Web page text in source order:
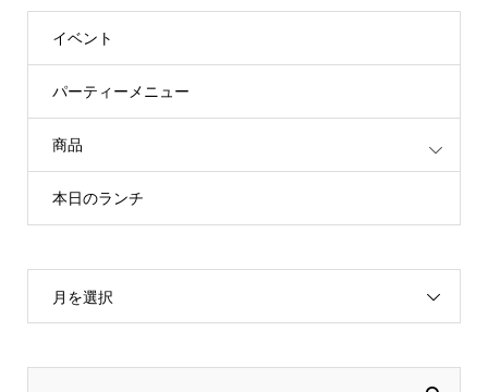
イベント
パーティーメニュー
商品
本日のランチ
月を選択